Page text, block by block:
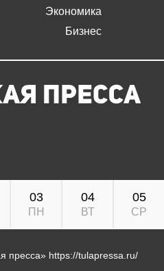
Экономика
Бизнес
03
ПН
04
ВТ
05
СР
пресса» https://tulapressa.ru/